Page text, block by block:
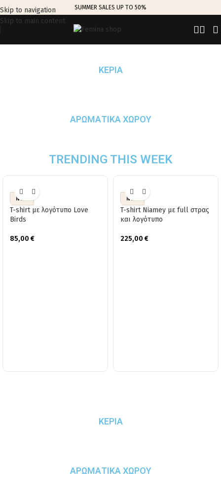
Skip to navigation
Skip to main content
SUMMER SALES UP TO 50%
ΚΕΡΙΑ
ΑΡΩΜΑΤΙΚΑ ΧΩΡΟΥ
TRENDING THIS WEEK
NEW
T-shirt με λογότυπο Love
Birds
85,00 €
NEW
T-shirt Niamey με full στρας
και λογότυπο
225,00 €
ΚΕΡΙΑ
ΑΡΩΜΑΤΙΚΑ ΧΩΡΟΥ